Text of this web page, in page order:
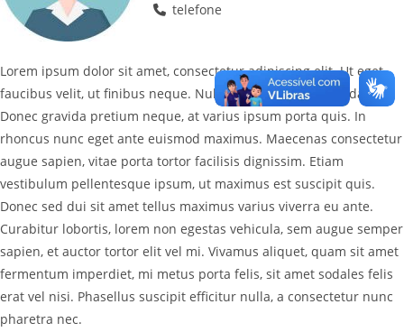
telefone
Lorem ipsum dolor sit amet, consectetur adipiscing elit. Ut eget
faucibus velit, ut finibus neque. Nulla maximus laoreet sodales.
Donec gravida pretium neque, at varius ipsum porta quis. In
rhoncus nunc eget ante euismod maximus. Maecenas consectetur
augue sapien, vitae porta tortor facilisis dignissim. Etiam
vestibulum pellentesque ipsum, ut maximus est suscipit quis.
Donec sed dui sit amet tellus maximus varius viverra eu ante.
Curabitur lobortis, lorem non egestas vehicula, sem augue semper
sapien, et auctor tortor elit vel mi. Vivamus aliquet, quam sit amet
fermentum imperdiet, mi metus porta felis, sit amet sodales felis
erat vel nisi. Phasellus suscipit efficitur nulla, a consectetur nunc
pharetra nec.